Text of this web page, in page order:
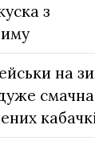
з
на
смачна